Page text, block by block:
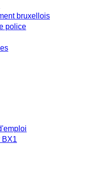
bruxellois
police
BX1